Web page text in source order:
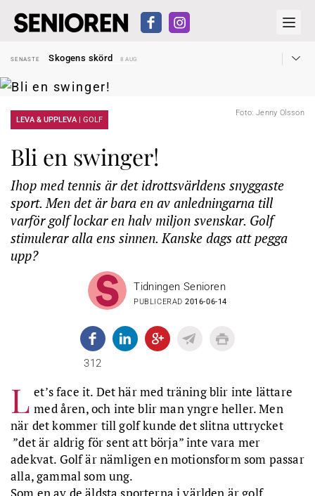
SENASTE
Skogens skörd
8 AUG
SENASTE
Reform för äldre kan bli slag i luften
Kravet: Nu måste 65-årsgränsen bort
SENASTE
Snart kan telefonförsäljning förbjudas i Sverige
SENASTE
Hyror rusar ifrån äldres bostadstillägg
Foto: Jenny Olsson
LEVA & UPPLEVA | GOLF
Bli en swinger!
Ihop med tennis är det idrottsvärldens snyggaste
sport. Men det är bara en av anledningarna till
varför golf lockar en halv miljon svenskar. Golf
stimulerar alla ens sinnen. Kanske dags att pegga
upp?
Tidningen Senioren
PUBLICERAD2016-06-14
312
L et’s face it. Det här med träning blir inte lättare
med åren, och inte blir man yngre heller. Men
när det kommer till golf kunde det slitna uttrycket
”det är aldrig för sent att börja” inte vara mer
adekvat. Golf är nämligen en motionsform som passar
alla, gammal som ung.
Som en av de äldsta sporterna i världen är golf